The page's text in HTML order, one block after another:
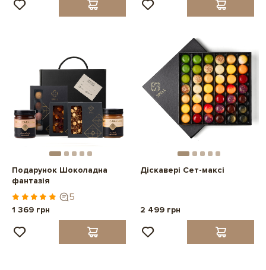
Подарунок Шоколадна
фантазія
5
1 369 грн
Діскавері Сет-максі
2 499 грн